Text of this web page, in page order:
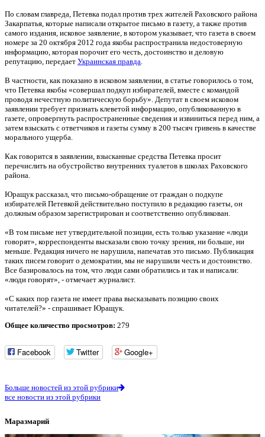
По словам главреда, Петевка подал против трех жителей Раховского района
Закарпатья, которые написали открытое письмо в газету, а также против
самого издания, исковое заявление, в котором указывает, что газета в своем
номере за 20 октября 2012 года якобы распространила недостоверную
информацию, которая порочит его честь, достоинство и деловую
репутацию, передает Украинская правда
В частности, как показано в исковом заявлении, в статье говорилось о том,
что Петевка якобы «совершал подкуп избирателей, вместе с командой
проводя нечестную политическую борьбу». Депутат в своем исковом
заявлении требует признать клеветой информацию, опубликованную в
газете, опровергнуть распространенные сведения и извиниться перед ним, а
затем взыскать с ответчиков и газеты сумму в 200 тысяч гривень в качестве
морального ущерба.
Как говорится в заявлении, взысканные средства Петевка просит
перечислить на обустройство внутренних туалетов в школах Раховского
района.
Юращук рассказал, что письмо-обращение от граждан о подкупе
избирателей Петевкой действительно поступило в редакцию газеты, он
должным образом зарегистрирован и соответственно опубликован.
«В том письме нет утвердительной позиции, есть только указание «люди
говорят», корреспонденты высказали свою точку зрения, ни больше, ни
меньше. Редакция ничего не нарушила, напечатав это письмо. Публикация
таких писем говорит о демократии, мы не нарушили честь и достоинство.
Все базировалось на том, что люди сами обратились и так и написали:
«люди говорят», - отмечает журналист.
«С каких пор газета не имеет права высказывать позицию своих
читателей?» - спрашивает Юращук.
Общее количество просмотров: 279
Facebook Twitter Google+
Больше новостей из этой рубрики
все новости из этой рубрики
Маразмарий